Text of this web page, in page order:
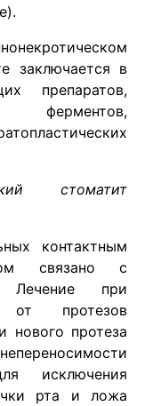
заключается в
препаратов,
ферментов,
стоматит
контактным
связано с
Лечение при
от протезов
нового протеза
исключения
рта и ложа